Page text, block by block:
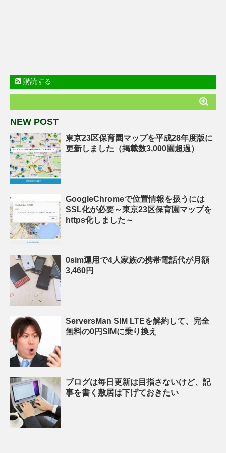
購読する
NEW POST
東京23区保育園マップを平成28年度版に
更新しました（掲載数3,000園超過）
GoogleChromeで位置情報を扱うには
SSL化が必要～東京23区保育園マップを
https化しました～
0sim運用で4人家族の携帯電話代が月額
3,460円
ServersMan SIM LTEを解約して、完全
無料の0円SIMに乗り換え
ブログは毎日更新は目指さないけど、記
事を書く敷居は下げておきたい